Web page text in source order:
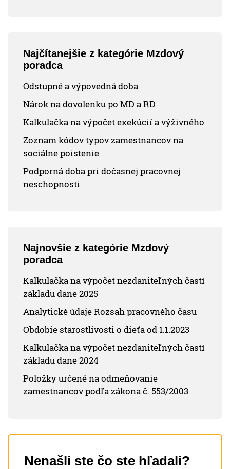
Najčítanejšie z kategórie Mzdový
poradca
Odstupné a výpovedná doba
Nárok na dovolenku po MD a RD
Kalkulačka na výpočet exekúcií a výživného
Zoznam kódov typov zamestnancov na
sociálne poistenie
Podporná doba pri dočasnej pracovnej
neschopnosti
Najnovšie z kategórie Mzdový
poradca
Kalkulačka na výpočet nezdaniteľných častí
základu dane 2025
Analytické údaje Rozsah pracovného času
Obdobie starostlivosti o dieťa od 1.1.2023
Kalkulačka na výpočet nezdaniteľných častí
základu dane 2024
Položky určené na odmeňovanie
zamestnancov podľa zákona č. 553/2003
Nenašli ste čo ste hľadali?